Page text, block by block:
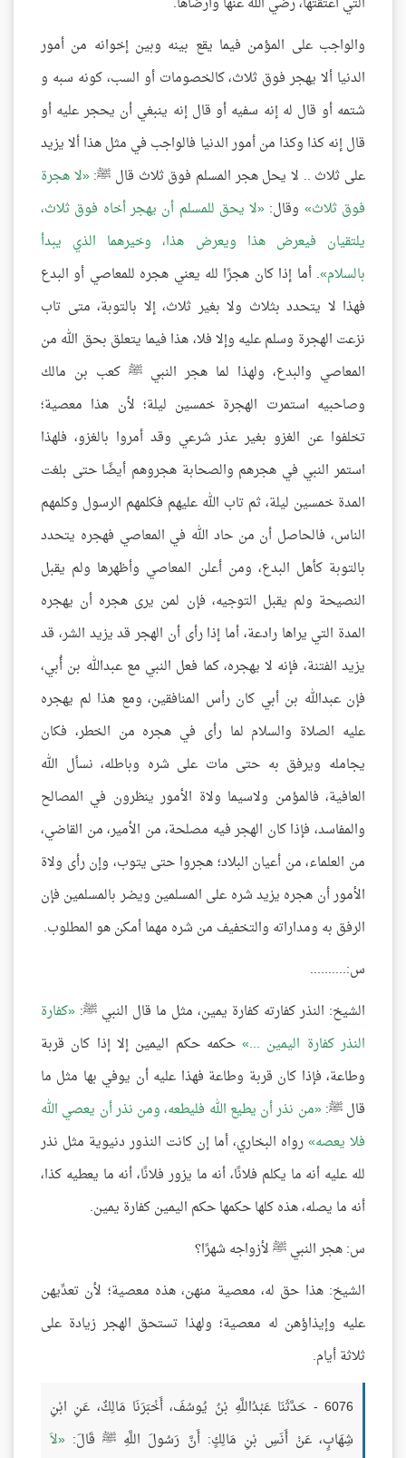
والواجب على المؤمن فيما يقع بينه وبين إخوانه من أمور
الدنيا ألا يهجر فوق ثلاث، كالخصومات أو السب، كونه سبه و
شتمه أو قال له إنه سفيه أو قال إنه ينبغي أن يحجر عليه أو
قال إنه كذا وكذا من أمور الدنيا فالواجب في مثل هذا ألا يزيد
على ثلاث .. لا يحل هجر المسلم فوق ثلاث قال ﷺ: لا هجرة
فوق ثلاث وقال: لا يحق للمسلم أن يهجر أخاه فوق ثلاث،
يلتقيان فيعرض هذا ويعرض هذا، وخيرهما الذي يبدأ
بالسلام . أما إذا كان هجرًا لله يعني هجره للمعاصي أو البدع
فهذا لا يتحدد بثلاث ولا بغير ثلاث، إلا بالتوبة، متى تاب
نزعت الهجرة وسلم عليه وإلا فلا، هذا فيما يتعلق بحق الله من
المعاصي والبدع، ولهذا لما هجر النبي ﷺ كعب بن مالك
وصاحبيه استمرت الهجرة خمسين ليلة؛ لأن هذا معصية؛
تخلفوا عن الغزو بغير عذر شرعي وقد أمروا بالغزو، فلهذا
استمر النبي في هجرهم والصحابة هجروهم أيضًا حتى بلغت
المدة خمسين ليلة، ثم تاب الله عليهم فكلمهم الرسول وكلمهم
الناس، فالحاصل أن من حاد الله في المعاصي فهجره يتحدد
بالتوبة كأهل البدع، ومن أعلن المعاصي وأظهرها ولم يقبل
النصيحة ولم يقبل التوجيه، فإن لمن يرى هجره أن يهجره
المدة التي يراها رادعة، أما إذا رأى أن الهجر قد يزيد الشر، قد
يزيد الفتنة، فإنه لا يهجره، كما فعل النبي مع عبدالله بن أُبي،
فإن عبدالله بن أبي كان رأس المنافقين، ومع هذا لم يهجره
عليه الصلاة والسلام لما رأى في هجره من الخطر، فكان
يجامله ويرفق به حتى مات على شره وباطله، نسأل الله
العافية، فالمؤمن ولاسيما ولاة الأمور ينظرون في المصالح
والمفاسد، فإذا كان الهجر فيه مصلحة، من الأمير، من القاضي،
من العلماء، من أعيان البلاد؛ هجروا حتى يتوب، وإن رأى ولاة
الأمور أن هجره يزيد شره على المسلمين ويضر بالمسلمين فإن
الرفق به ومداراته والتخفيف من شره مهما أمكن هو المطلوب.
س:..........
الشيخ: النذر كفارته كفارة يمين، مثل ما قال النبي ﷺ: كفارة
النذر كفارة اليمين ... حكمه حكم اليمين إلا إذا كان قربة
وطاعة، فإذا كان قربة وطاعة فهذا عليه أن يوفي بها مثل ما
قال ﷺ: من نذر أن يطيع الله فليطعه، ومن نذر أن يعصي الله
فلا يعصه رواه البخاري، أما إن كانت النذور دنيوية مثل نذر
لله عليه أنه ما يكلم فلانًا، أنه ما يزور فلانًا، أنه ما يعطيه كذا،
أنه ما يصله، هذه كلها حكمها حكم اليمين كفارة يمين.
س: هجر النبي ﷺ لأزواجه شهرًا؟
الشيخ: هذا حق له، معصية منهن، هذه معصية؛ لأن تعدِّيهن
عليه وإيذاؤهن له معصية؛ ولهذا تستحق الهجر زيادة على
ثلاثة أيام.
6076 - حَدَّثَنَا عَبْدُاللَّهِ بْنُ يُوسُفَ، أَخْبَرَنَا مَالِكٌ، عَنِ ابْنِ
شِهَابٍ، عَنْ أَنَسِ بْنِ مَالِكٍ: أَنَّ رَسُولَ اللَّهِ ﷺ قَالَ:
لاَ